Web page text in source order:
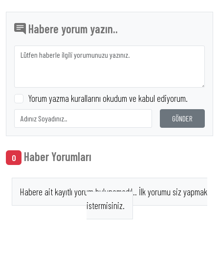
Habere yorum yazın..
Yorum yazma kurallarını okudum ve kabul ediyorum.
GÖNDER
0 Haber Yorumları
Habere ait kayıtlı yorum bulunamadı!.. İlk yorumu siz yapmak
istermisiniz.